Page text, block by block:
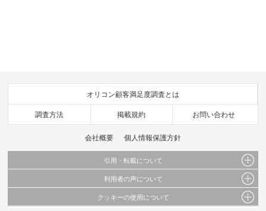
オリコン顧客満足度調査とは
調査方法 掲載規約 お問い合わせ
会社概要 個人情報保護方針
引用・転載について
当サイトで公開されている情報（文字、写真、イラスト、画像データ等）及びこれらの配
置・編集および構造などについての著作権は株式会社oricon MEに帰属しております。
これらの情報を権利者の許可なく無断転載・複製などの二次利用を行うことは固く禁じて
利用者の声について
当サイトに掲載している内容はすべてサービスの利用者が提出された見解・感想です。
クッキーの使用について